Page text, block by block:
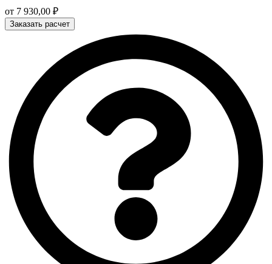
от 7 930,00 ₽
Заказать расчет